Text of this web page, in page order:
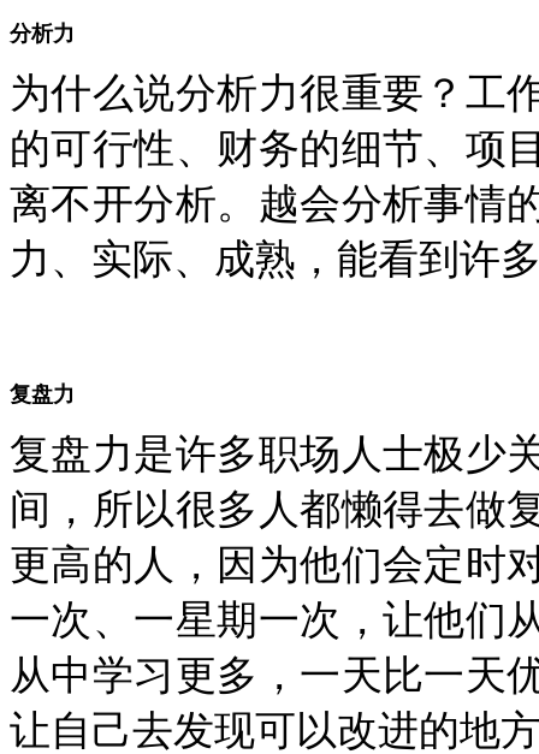
分析力
为什么说分析力很重要？工
的可行性、财务的细节、项
离不开分析。越会分析事情
力、实际、成熟，能看到许
复盘力
复盘力是许多职场人士极少
间，所以很多人都懒得去做
更高的人，因为他们会定时
一次、一星期一次，让他们
从中学习更多，一天比一天
让自己去发现可以改进的地